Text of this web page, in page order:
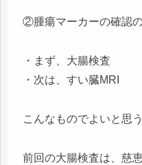
②腫瘍マーカーの確認の
・まず、大腸検査
・次は、すい臓MRI
こんなものでよいと思う
前回の大腸検査は、慈